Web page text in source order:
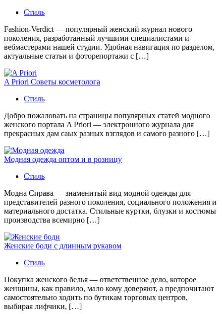
Стиль
Fashion-Verdict — популярный женский журнал нового
поколения, разработанный лучшими специалистами и
вебмастерами нашей студии. Удобная навигация по разделом,
актуальные статьи и фоторепортажи с […]
A Priori Советы косметолога
Стиль
Добро пожаловать на страницы популярных статей модного
женского портала A Priori — электронного журнала для
прекрасных дам саых разных взглядов и самого разного […]
Модная одежда оптом и в розницу
Стиль
Модна Справа — знаменитый вид модной одежды для
представителей разного поколения, социального положения и
материального достатка. Стильные куртки, блузки и костюмы
производства всемирно […]
Женские боди с длинным рукавом
Стиль
Покупка женского белья — ответственное дело, которое
женщины, как правило, мало кому доверяют, а предпочитают
самостоятельно ходить по бутикам торговых центров,
выбирая лифчики, […]